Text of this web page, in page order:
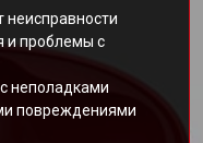
и проблемы с
неполадками
повреждениями